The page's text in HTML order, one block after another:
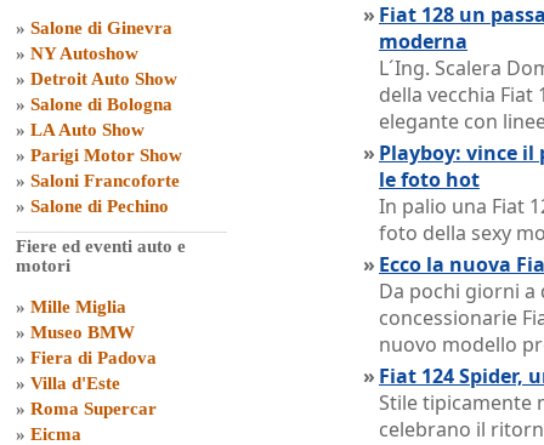
» Salone di Ginevra
» NY Autoshow
» Detroit Auto Show
» Salone di Bologna
» LA Auto Show
» Parigi Motor Show
» Saloni Francoforte
» Salone di Pechino
Fiere ed eventi auto e
motori
» Mille Miglia
» Museo BMW
» Fiera di Padova
» Villa d'Este
» Roma Supercar
» Eicma
» Fiat 128 un
moderna
L´Ing. Scalera
della vecchia
elegante con
» Playboy: vince il
le foto hot
In palio una Fiat
foto della sexy
» Ecco la nuova
Da pochi giorni
concessionarie
nuovo modello
» Fiat 124 Spider,
Stile tipicamente
celebrano il